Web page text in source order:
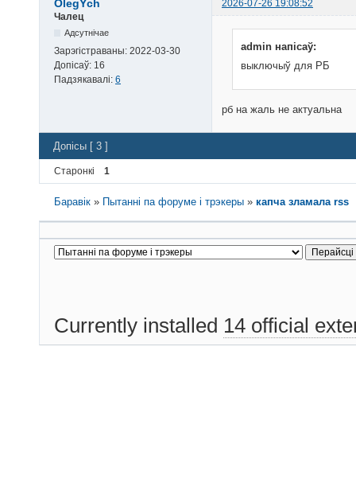
OlegYch
2026-07-26 19:08:52
Чалец
Адсутнічае
Зарэгістраваны: 2022-03-30
Допісаў: 16
Падзякавалі: 6
admin напісаў:
выключыў для РБ
рб на жаль не актуальна
Допісы [ 3 ]
Старонкі 1
Баравік » Пытанні па форуме і трэкеры »капча зламала rss
Currently installed 14 official